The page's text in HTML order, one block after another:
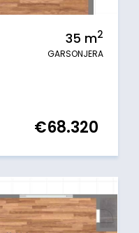
35 m2
GARSONJERA
€68.320